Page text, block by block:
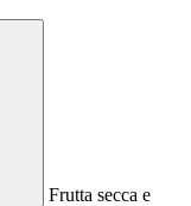
Frutta secca e